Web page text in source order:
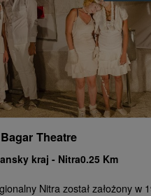
Theatre
kraj - Nitra0.25 Km
Nitra został założony w